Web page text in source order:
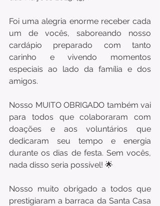
Foi uma alegria enorme receber cada
um de vocês, saboreando nosso
cardápio preparado com tanto
carinho e vivendo momentos
especiais ao lado da família e dos
amigos.
Nosso MUITO OBRIGADO também vai
para todos que colaboraram com
doações e aos voluntários que
dedicaram seu tempo e energia
durante os dias de festa. Sem vocês,
nada disso seria possível! 🌟
Nosso muito obrigado a todos que
prestigiaram a barraca da Santa Casa